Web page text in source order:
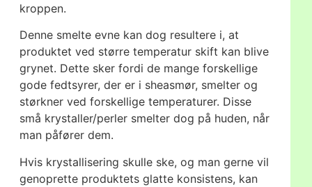
kroppen.
Denne smelte evne kan dog resultere i, at
produktet ved større temperatur skift kan blive
grynet. Dette sker fordi de mange forskellige
gode fedtsyrer, der er i sheasmør, smelter og
størkner ved forskellige temperaturer. Disse
små krystaller/perler smelter dog på huden, når
man påfører dem.
Hvis krystallisering skulle ske, og man gerne vil
genoprette produktets glatte konsistens, kan